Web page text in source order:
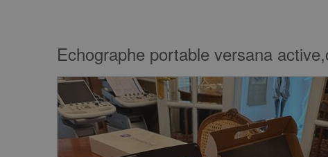
Echographe portable versana